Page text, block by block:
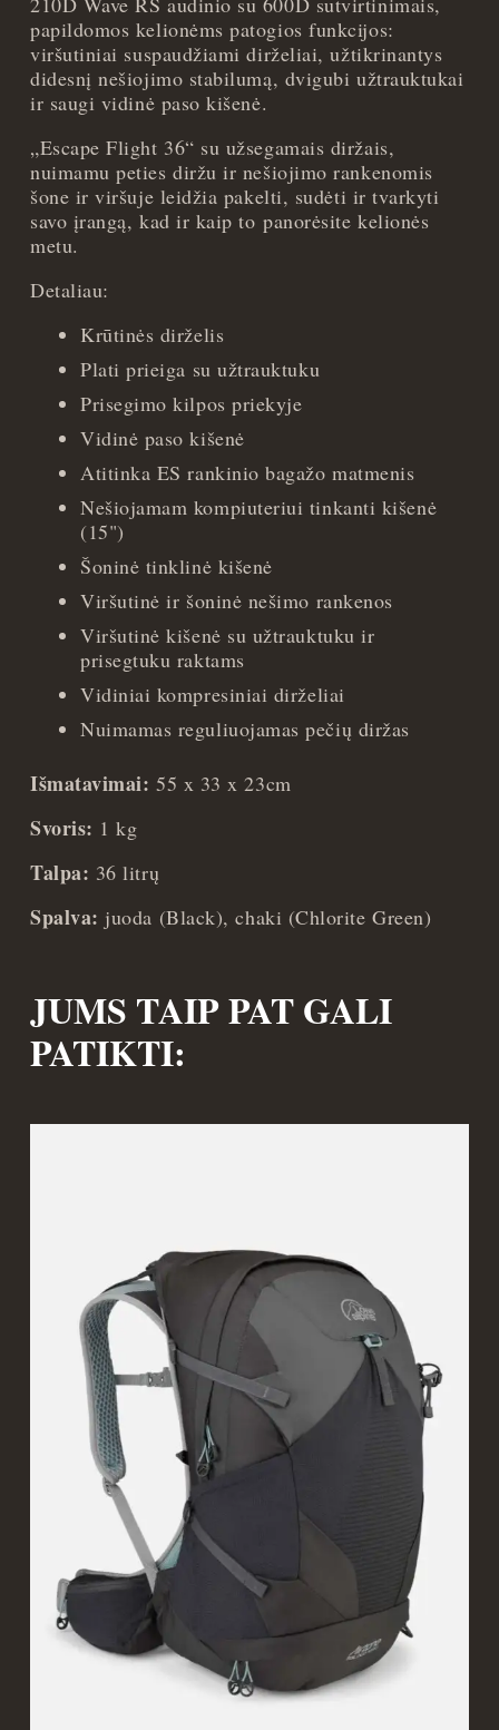
papildomos kelionėms patogios funkcijos:
viršutiniai suspaudžiami dirželiai, užtikrinantys
didesnį nešiojimo stabilumą, dvigubi užtrauktukai
ir saugi vidinė paso kišenė.
„Escape Flight 36“ su užsegamais diržais,
nuimamu peties diržu ir nešiojimo rankenomis
šone ir viršuje leidžia pakelti, sudėti ir tvarkyti
savo įrangą, kad ir kaip to panorėsite kelionės
metu.
Detaliau:
Krūtinės dirželis
Plati prieiga su užtrauktuku
Prisegimo kilpos priekyje
Vidinė paso kišenė
Atitinka ES rankinio bagažo matmenis
Nešiojamam kompiuteriui tinkanti kišenė
(15")
Šoninė tinklinė kišenė
Viršutinė ir šoninė nešimo rankenos
Viršutinė kišenė su užtrauktuku ir
prisegtuku raktams
Vidiniai kompresiniai dirželiai
Nuimamas reguliuojamas pečių diržas
Išmatavimai: 55 x 33 x 23cm
Svoris: 1 kg
Talpa: 36 litrų
Spalva: juoda (Black), chaki (Chlorite Green)
JUMS TAIP PAT GALI
PATIKTI: